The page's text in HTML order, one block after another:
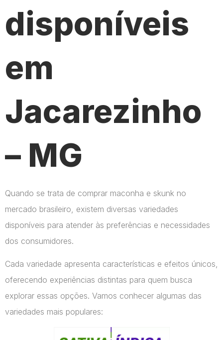
disponíveis
em
Jacarezinho
– MG
Quando se trata de comprar maconha e skunk no
mercado brasileiro, existem diversas variedades
disponíveis para atender às preferências e necessidades
dos consumidores.
Cada variedade apresenta características e efeitos únicos,
oferecendo experiências distintas para quem busca
explorar essas opções. Vamos conhecer algumas das
variedades mais populares: